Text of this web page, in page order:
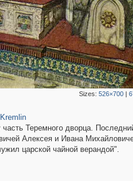
Sizes: 526×700|
Теремного дворца.
Алексея и Ивана
царской чайной верандой".